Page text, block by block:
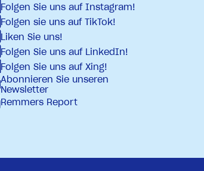
Folgen Sie uns auf Instagram!
Folgen sie uns auf TikTok!
Liken Sie uns!
Folgen Sie uns auf LinkedIn!
Folgen Sie uns auf Xing!
Abonnieren Sie unseren
Newsletter
Remmers Report